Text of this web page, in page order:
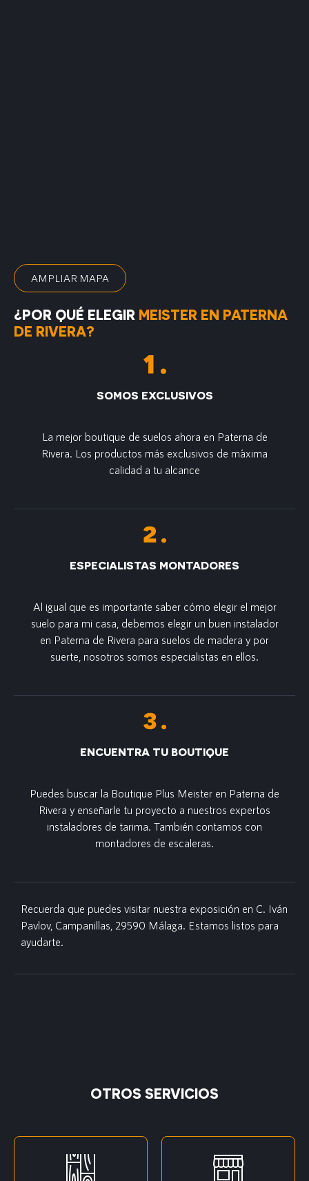
AMPLIAR MAPA
¿POR QUÉ ELEGIR MEISTER EN PATERNA
DE RIVERA?
SOMOS EXCLUSIVOS
La mejor boutique de suelos ahora en Paterna de
Rivera. Los productos más exclusivos de m´axima
calidad a tu alcance
ESPECIALISTAS MONTADORES
Al igual que es importante saber cómo elegir el mejor
suelo para mi casa, debemos elegir un buen instalador
en Paterna de Rivera para suelos de madera y por
suerte, nosotros somos especialistas en ellos.
ENCUENTRA TU BOUTIQUE
Puedes buscar la Boutique Plus Meister en Paterna de
Rivera y enseñarle tu proyecto a nuestros expertos
instaladores de tarima. También contamos con
montadores de escaleras.
Recuerda que puedes visitar nuestra exposición en C. Iván
Pavlov, Campanillas, 29590 Málaga. Estamos listos para
ayudarte.
OTROS SERVICIOS